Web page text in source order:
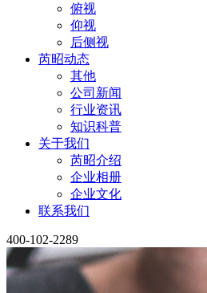
俯视
仰视
后侧视
芮昭动态
其他
公司新闻
行业资讯
知识科普
关于我们
芮昭介绍
企业相册
企业文化
联系我们
400-102-2289